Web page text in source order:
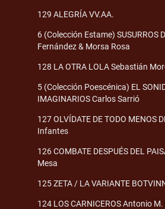
129 ALEGRÍA VV.AA.
6 (Colección Estame) SUSURROS
Fernández & Morsa Rosa
128 LA OTRA LOLA Sebastián
5 (Colección Poescénica) EL
IMAGINARIOS Carlos Sarrió
127 OLVÍDATE DE TODO MENOS
Infantes
126 COMBATE DESPUÉS DEL
Mesa
125 ZETA / LA VARIANTE
124 LOS CARNICEROS Antonio